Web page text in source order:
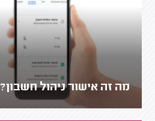
מה זה אישור ניהול חשבון?